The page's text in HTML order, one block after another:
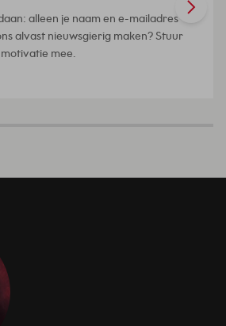
alleen je naam en e-mailadres
alvast nieuwsgierig maken? Stuur
mee.